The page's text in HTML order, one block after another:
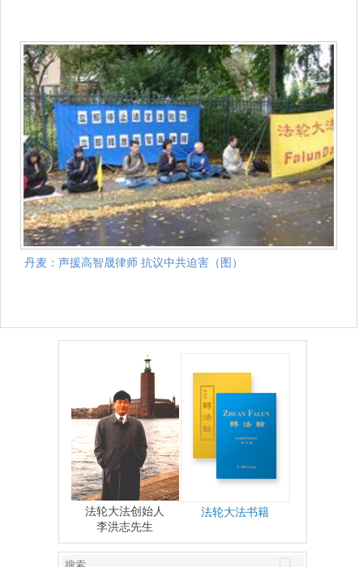
丹麦：声援高智晟律师 抗议中共迫害（图）
法轮大法创始人
李洪志先生
法轮大法书籍